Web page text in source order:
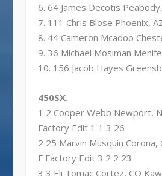
6. 64 James Decotis
7. 111 Chris Blose Phoenix,
8. 44 Cameron Mcadoo
9. 36 Michael Mosiman
10. 156 Jacob Hayes
450SX.
1 2 Cooper Webb Newport,
Factory Edit 1 1 3 26
2 25 Marvin Musquin Corona,
F Factory Edit 3 2 2 23
3 3 Eli Tomac Cortez, CO